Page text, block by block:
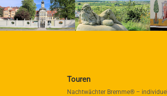
Touren
Nachtwächter Bremme® – individuell